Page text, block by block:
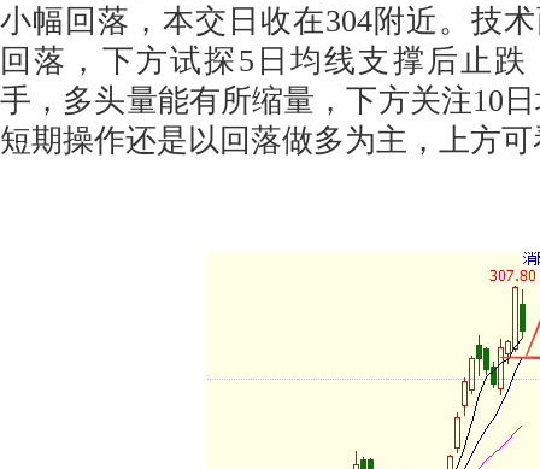
小幅回落，本交日收在304附近。技
回落，下方试探5日均线支撑后止跌
手，多头量能有所缩量，下方关注10
短期操作还是以回落做多为主，上方